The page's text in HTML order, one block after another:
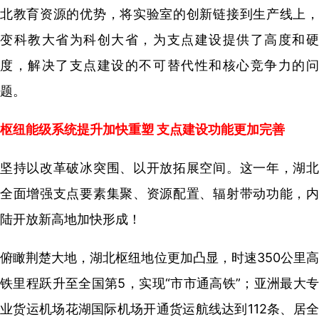
北教育资源的优势，将实验室的创新链接到生产线上，
变科教大省为科创大省， 为支点建设提供了高度和硬
度，解决了支点建设的不可替代性和核心竞争力的问
题。
枢纽能级系统提升加快重塑 支点建设功能更加完善
坚持以改革破冰突围、以开放拓展空间。这一年，湖北
全面增强支点要素集聚、资源配置、辐射带动功能，内
陆开放新高地加快形成！
俯瞰荆楚大地，湖北枢纽地位更加凸显，时速350公里高
铁里程跃升至全国第5，实现“市市通高铁”；亚洲最大专
业货运机场花湖国际机场开通货运航线达到112条、居全